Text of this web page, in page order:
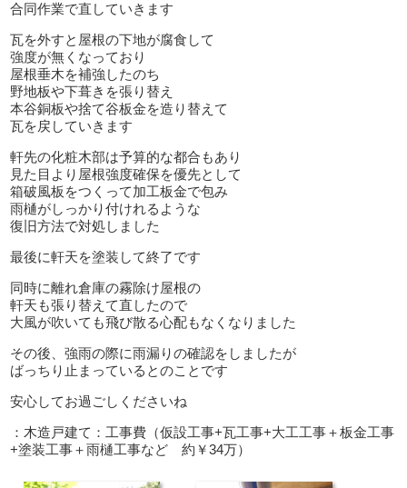
合同作業で直していきます
瓦を外すと屋根の下地が腐食して
強度が無くなっており
屋根垂木を補強したのち
野地板や下葺きを張り替え
本谷銅板や捨て谷板金を造り替えて
瓦を戻していきます
軒先の化粧木部は予算的な都合もあり
見た目より屋根強度確保を優先として
箱破風板をつくって加工板金で包み
雨樋がしっかり付けれるような
復旧方法で対処しました
最後に軒天を塗装して終了です
同時に離れ倉庫の霧除け屋根の
軒天も張り替えて直したので
大風が吹いても飛び散る心配もなくなりました
その後、強雨の際に雨漏りの確認をしましたが
ばっちり止まっているとのことです
安心してお過ごしくださいね
：木造戸建て：工事費（仮設工事+瓦工事+大工工事＋板金工事
+塗装工事＋雨樋工事など 約￥34万）